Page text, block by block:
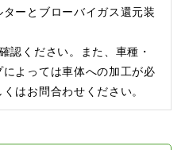
ーとブローバイガス還元装
認ください。また、車種・
よっては車体への加工が必
はお問合わせください。